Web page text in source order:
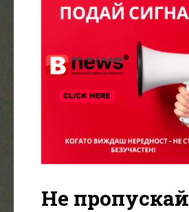
Не пропускай